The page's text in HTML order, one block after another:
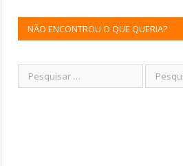
NÃO ENCONTROU O QUE QUERIA?